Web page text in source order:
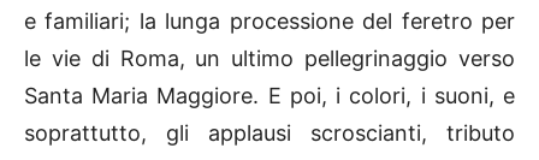
e familiari; la lunga processione del feretro per
le vie di Roma, un ultimo pellegrinaggio verso
Santa Maria Maggiore. E poi, i colori, i suoni, e
soprattutto, gli applausi scroscianti, tributo